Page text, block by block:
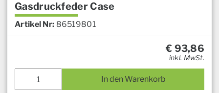
Gasdruckfeder Case
Artikel Nr: 86519801
€ 93,86
inkl. MwSt.
In den Warenkorb